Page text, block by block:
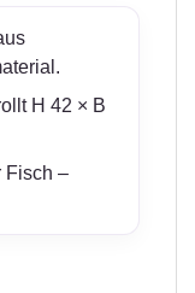
H 42 × B
Fisch –